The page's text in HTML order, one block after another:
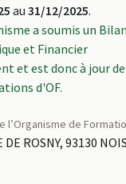
au 31/12/2025.
a soumis un Bilan
et Financier
et est donc à jour de
d'OF.
l’Organisme de
DE ROSNY, 93130